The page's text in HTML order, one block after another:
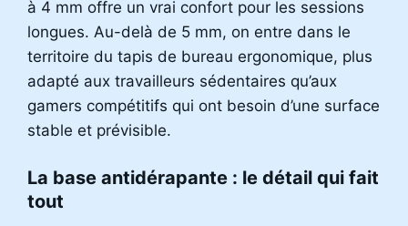
à 4 mm offre un vrai confort pour les sessions
longues. Au-delà de 5 mm, on entre dans le
territoire du tapis de bureau ergonomique, plus
adapté aux travailleurs sédentaires qu’aux
gamers compétitifs qui ont besoin d’une surface
stable et prévisible.
La base antidérapante : le détail qui fait
tout